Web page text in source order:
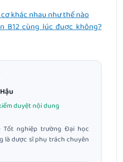
khác nhau như thế nào
B12 cùng lúc đuợc không?
duyệt nội dung
Tốt nghiệp trường Đại học
là dược sĩ phụ trách chuyên